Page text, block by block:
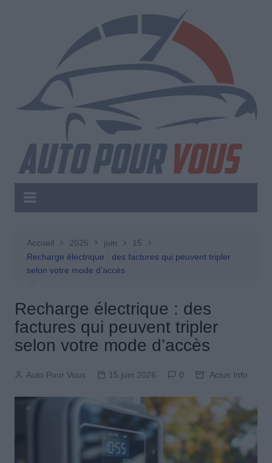
Accueil 2026 juin
15
Recharge électrique : des factures qui peuvent tripler
selon votre mode d’accès
Recharge électrique : des
factures qui peuvent tripler
selon votre mode d’accès
Auto Pour Vous 15 juin 2026 0 Actus Info